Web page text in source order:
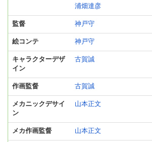
浦畑達彦
監督 神戸守
絵コンテ 神戸守
キャラクターデザ
イン
古賀誠
作画監督 古賀誠
メカニックデサイ
ン
山本正文
メカ作画監督 山本正文